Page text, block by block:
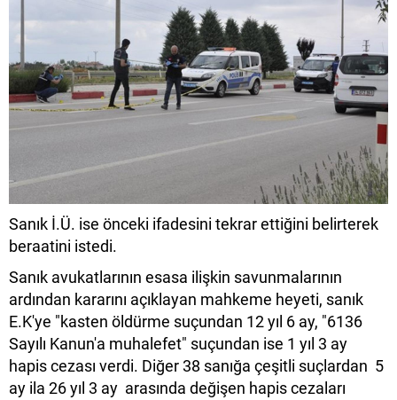
Sanık İ.Ü. ise önceki ifadesini tekrar ettiğini belirterek
beraatini istedi.
Sanık avukatlarının esasa ilişkin savunmalarının
ardından kararını açıklayan mahkeme heyeti, sanık
E.K'ye "kasten öldürme suçundan 12 yıl 6 ay, "6136
Sayılı Kanun'a muhalefet" suçundan ise 1 yıl 3 ay
hapis cezası verdi. Diğer 38 sanığa çeşitli suçlardan 5
ay ila 26 yıl 3 ay arasında değişen hapis cezaları